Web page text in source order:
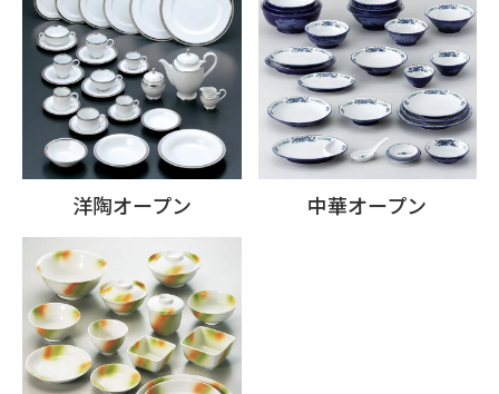
洋陶オープン 中華オープン